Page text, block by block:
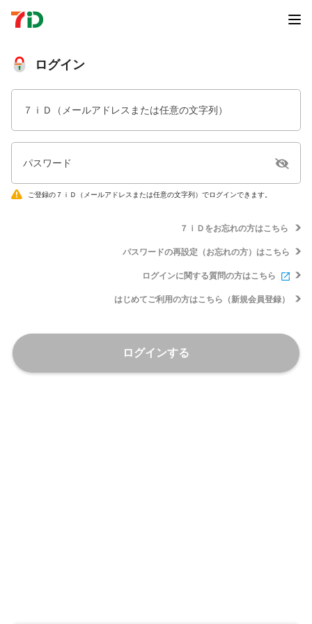
ログイン
７ｉＤ（メールアドレスまたは任意の文字列）
パスワード
ご登録の７ｉＤ（メールアドレスまたは任意の文字列）でログインできます。
７ｉＤをお忘れの方はこちら
パスワードの再設定（お忘れの方）はこちら
ログインに関する質問の方はこちら
はじめてご利用の方はこちら（新規会員登録）
ログインする